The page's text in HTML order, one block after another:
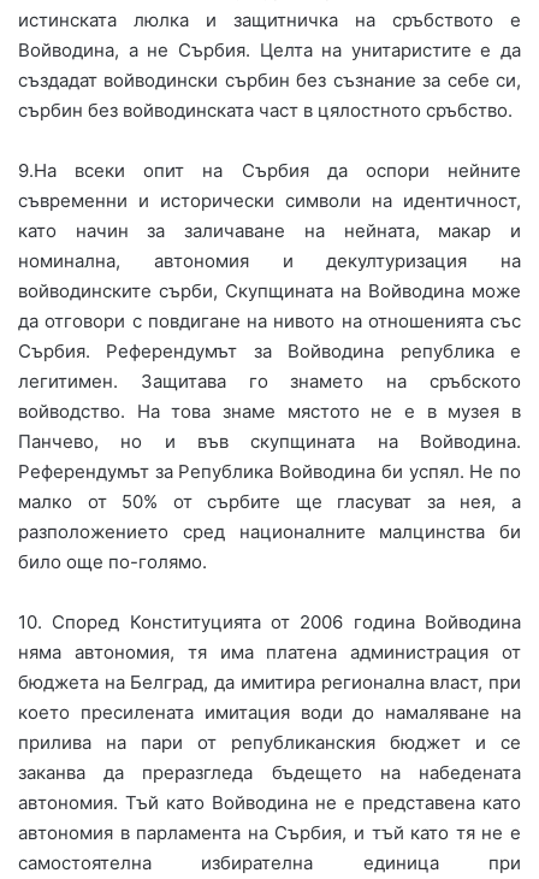
истинската люлка и защитничка на сръбството е
Войводина, а не Сърбия. Целта на унитаристите е да
създадат войводински сърбин без съзнание за себе си,
сърбин без войводинската част в цялостното сръбство.
9.На всеки опит на Сърбия да оспори нейните
съвременни и исторически символи на идентичност,
като начин за заличаване на нейната, макар и
номинална, автономия и декултуризация на
войводинските сърби, Скупщината на Войводина може
да отговори с повдигане на нивото на отношенията със
Сърбия. Референдумът за Войводина република е
легитимен. Защитава го знамето на сръбското
войводство. На това знаме мястото не е в музея в
Панчево, но и във скупщината на Войводина.
Референдумът за Република Войводина би успял. Не по
малко от 50% от сърбите ще гласуват за нея, а
разположението сред националните малцинства би
било още по-голямо.
10. Според Конституцията от 2006 година Войводина
няма автономия, тя има платена администрация от
бюджета на Белград, да имитира регионална власт, при
което пресилената имитация води до намаляване на
прилива на пари от републиканския бюджет и се
заканва да преразгледа бъдещето на набедената
автономия. Тъй като Войводина не е представена като
автономия в парламента на Сърбия, и тъй като тя не е
самостоятелна избирателна единица при